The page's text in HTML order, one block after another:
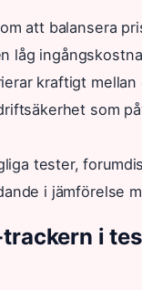
att balansera
låg
kraftigt
som
tester,
i jämförelse
i